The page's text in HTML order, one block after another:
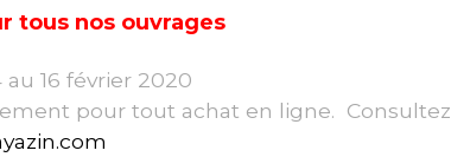
tous nos ouvrages
16 février 2020
pour tout achat en ligne.